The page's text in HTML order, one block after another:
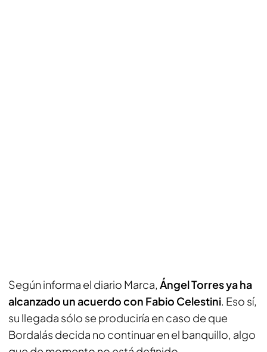
Según informa el diario Marca, Ángel Torres ya ha
alcanzado un acuerdo con Fabio Celestini. Eso sí,
su llegada sólo se produciría en caso de que
Bordalás decida no continuar en el banquillo, algo